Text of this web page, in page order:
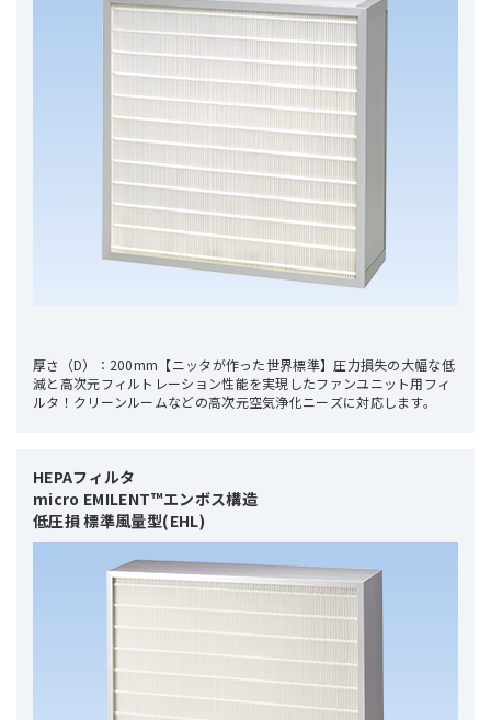
厚さ（D）：200mm【ニッタが作った世界標準】圧力損失の大幅な低
減と高次元フィルトレーション性能を実現したファンユニット用フィ
ルタ！クリーンルームなどの高次元空気浄化ニーズに対応します。
HEPAフィルタ
micro EMILENT™エンボス構造
低圧損 標準風量型(EHL)